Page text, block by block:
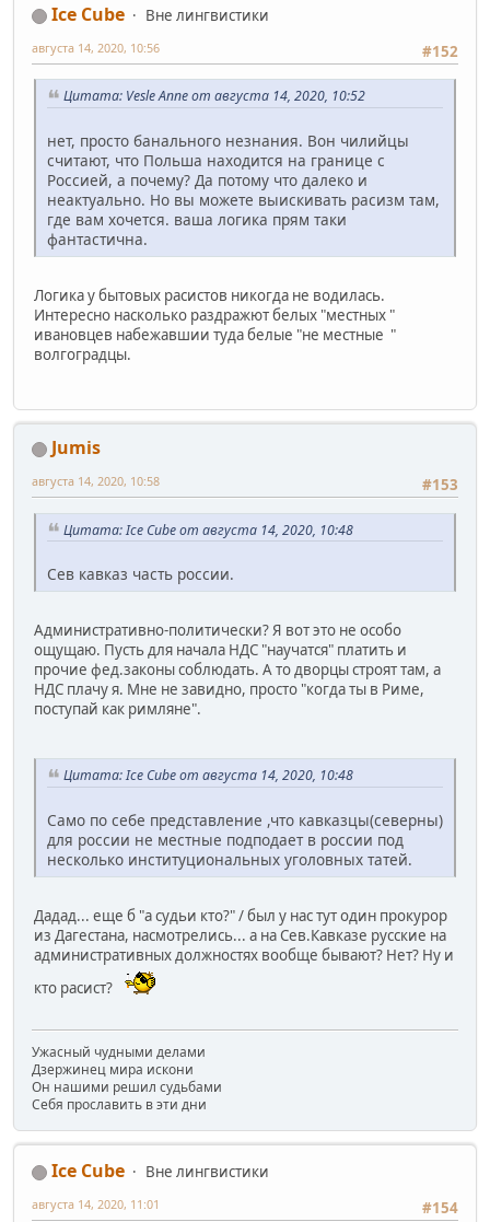
Ice Cube
Вне лингвистики
#152
августа 14, 2020, 10:56
Цитата: Vesle Anne от августа 14, 2020, 10:52
нет, просто банального незнания. Вон чилийцы
считают, что Польша находится на границе с
Россией, а почему? Да потому что далеко и
неактуально. Но вы можете выискивать расизм там,
где вам хочется. ваша логика прям таки
фантастична.
Логика у бытовых расистов никогда не водилась.
Интересно насколько раздражют белых "местных "
ивановцев набежавшии туда белые "не местные "
волгоградцы.
Jumis
#153
августа 14, 2020, 10:58
Цитата: Ice Cube от августа 14, 2020, 10:48
Сев кавказ часть россии.
Административно-политически? Я вот это не особо
ощущаю. Пусть для начала НДС "научатся" платить и
прочие фед.законы соблюдать. А то дворцы строят там, а
НДС плачу я. Мне не завидно, просто "когда ты в Риме,
поступай как римляне".
Цитата: Ice Cube от августа 14, 2020, 10:48
Само по себе представление ,что кавказцы(северны)
для россии не местные подподает в россии под
несколько институциональных уголовных татей.
Дадад... еще б "а судьи кто?" / был у нас тут один прокурор
из Дагестана, насмотрелись... а на Сев.Кавказе русские на
административных должностях вообще бывают? Нет? Ну и
кто расист?
Ужасный чудными делами
Дзержинец мира искони
Он нашими решил судьбами
Себя прославить в эти дни
Ice Cube
Вне лингвистики
#154
августа 14, 2020, 11:01